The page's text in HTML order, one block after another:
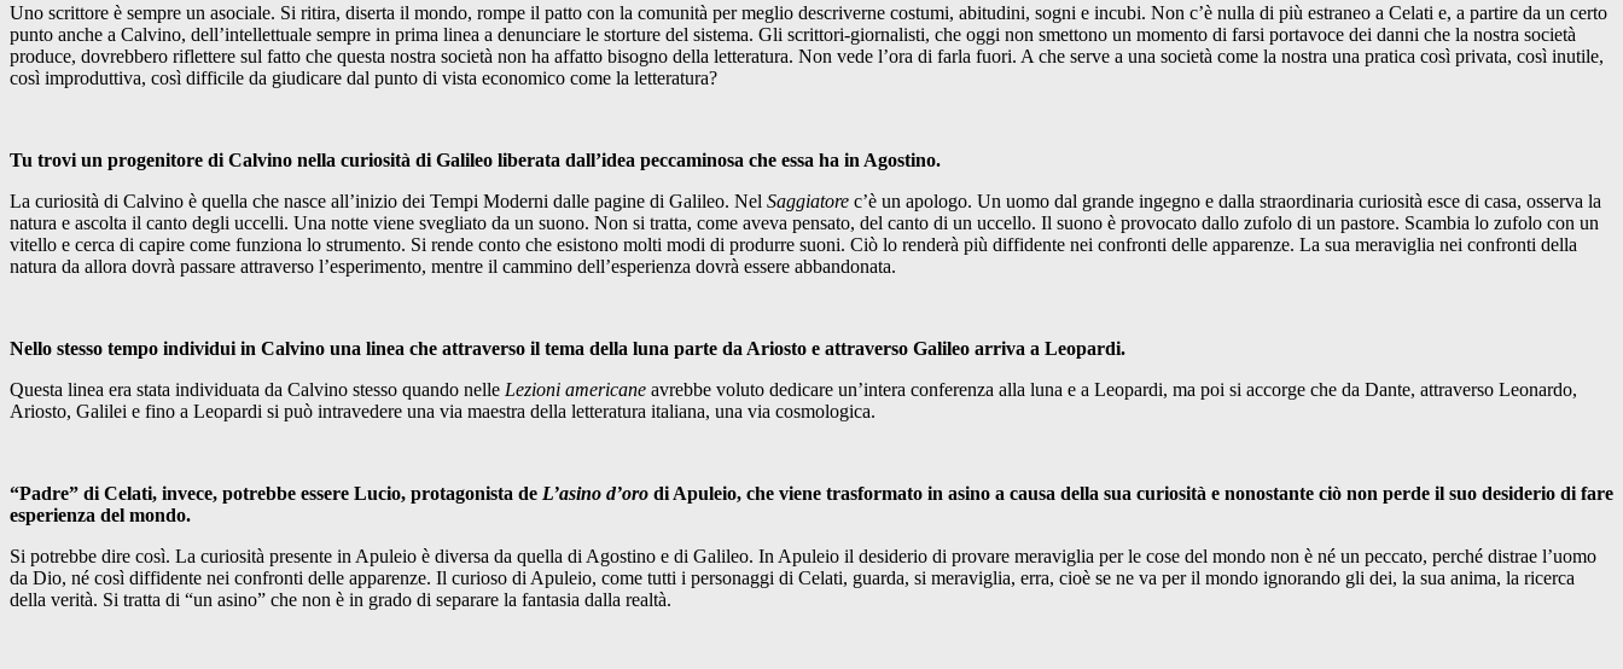
Uno scrittore è sempre un asociale. Si ritira, diserta il mondo, rompe il patto con la comunità per meglio descriverne costumi, abitudini, sogni e incubi. Non c’è nulla di più estraneo a Celati e, a partire da un certo
punto anche a Calvino, dell’intellettuale sempre in prima linea a denunciare le storture del sistema. Gli scrittori-giornalisti, che oggi non smettono un momento di farsi portavoce dei danni che la nostra società
produce, dovrebbero riflettere sul fatto che questa nostra società non ha affatto bisogno della letteratura. Non vede l’ora di farla fuori. A che serve a una società come la nostra una pratica così privata, così inutile,
così improduttiva, così difficile da giudicare dal punto di vista economico come la letteratura?
Tu trovi un progenitore di Calvino nella curiosità di Galileo liberata dall’idea peccaminosa che essa ha in Agostino.
La curiosità di Calvino è quella che nasce all’inizio dei Tempi Moderni dalle pagine di Galileo. Nel Saggiatore c’è un apologo. Un uomo dal grande ingegno e dalla straordinaria curiosità esce di casa, osserva la
natura e ascolta il canto degli uccelli. Una notte viene svegliato da un suono. Non si tratta, come aveva pensato, del canto di un uccello. Il suono è provocato dallo zufolo di un pastore. Scambia lo zufolo con un
vitello e cerca di capire come funziona lo strumento. Si rende conto che esistono molti modi di produrre suoni. Ciò lo renderà più diffidente nei confronti delle apparenze. La sua meraviglia nei confronti della
natura da allora dovrà passare attraverso l’esperimento, mentre il cammino dell’esperienza dovrà essere abbandonata.
Nello stesso tempo individui in Calvino una linea che attraverso il tema della luna parte da Ariosto e attraverso Galileo arriva a Leopardi.
Questa linea era stata individuata da Calvino stesso quando nelle Lezioni americane avrebbe voluto dedicare un’intera conferenza alla luna e a Leopardi, ma poi si accorge che da Dante, attraverso Leonardo,
Ariosto, Galilei e fino a Leopardi si può intravedere una via maestra della letteratura italiana, una via cosmologica.
“Padre” di Celati, invece, potrebbe essere Lucio, protagonista de L’asino d’oro di Apuleio, che viene trasformato in asino a causa della sua curiosità e nonostante ciò non perde il suo desiderio di fare
esperienza del mondo.
Si potrebbe dire così. La curiosità presente in Apuleio è diversa da quella di Agostino e di Galileo. In Apuleio il desiderio di provare meraviglia per le cose del mondo non è né un peccato, perché distrae l’uomo
da Dio, né così diffidente nei confronti delle apparenze. Il curioso di Apuleio, come tutti i personaggi di Celati, guarda, si meraviglia, erra, cioè se ne va per il mondo ignorando gli dei, la sua anima, la ricerca
della verità. Si tratta di “un asino” che non è in grado di separare la fantasia dalla realtà.